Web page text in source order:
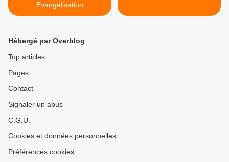
Evangélisation
Hébergé par Overblog
Top articles
Pages
Contact
Signaler un abus
C.G.U.
Cookies et données personnelles
Préférences cookies